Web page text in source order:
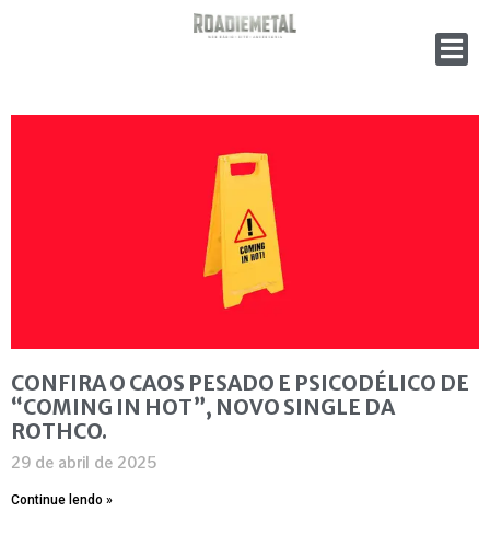
CONFIRA O CAOS PESADO E PSICODÉLICO DE
“COMING IN HOT”, NOVO SINGLE DA
ROTHCO.
29 de abril de 2025
Continue lendo »